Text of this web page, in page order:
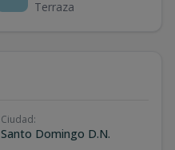
Terraza
Ciudad:
Santo Domingo D.N.